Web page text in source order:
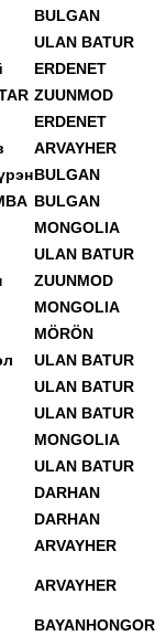
BULGAN
ULAN BATUR
ERDENET
ZUUNMOD
ERDENET
ARVAYHER
BULGAN
BULGAN
MONGOLIA
ULAN BATUR
ZUUNMOD
MONGOLIA
MÖRÖN
ULAN BATUR
ULAN BATUR
ULAN BATUR
MONGOLIA
ULAN BATUR
DARHAN
DARHAN
ARVAYHER
ARVAYHER
BAYANHONGOR